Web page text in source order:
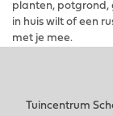
planten, potgrond,
in huis wilt of een
met je mee.
Tuincentrum